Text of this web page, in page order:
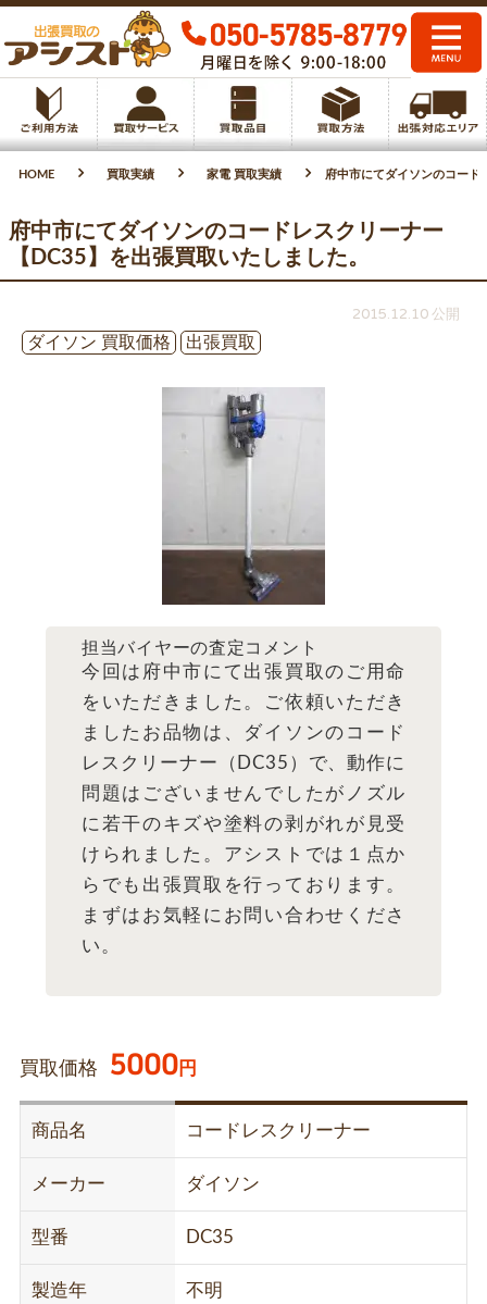
HOME 買取実績 家電 買取実績 府中市にてダイソンのコード
府中市にてダイソンのコードレスクリーナー
【DC35】を出張買取いたしました。
2015.12.10 公開
ダイソン 買取価格
出張買取
担当バイヤーの査定コメント
今回は府中市にて出張買取のご用命
をいただきました。ご依頼いただき
ましたお品物は、ダイソンのコード
レスクリーナー（DC35）で、動作に
問題はございませんでしたがノズル
に若干のキズや塗料の剥がれが見受
けられました。アシストでは１点か
らでも出張買取を行っております。
まずはお気軽にお問い合わせくださ
い。
買取価格 5000円
商品名 コードレスクリーナー
メーカー ダイソン
型番 DC35
製造年 不明